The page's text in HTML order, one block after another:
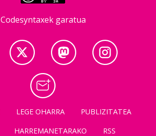
Codesyntaxek garatua
LEGE OHARRA
PUBLIZITATEA
HARREMANETARAKO RSS